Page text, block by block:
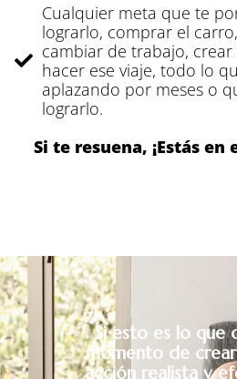
Cualquier meta que te
lograrlo, comprar el
cambiar de trabajo,
hacer ese viaje, todo lo
aplazando por meses o
lograrlo.
Si te resuena, ¡Estás
Si esto es lo que
momento de
acción realista y